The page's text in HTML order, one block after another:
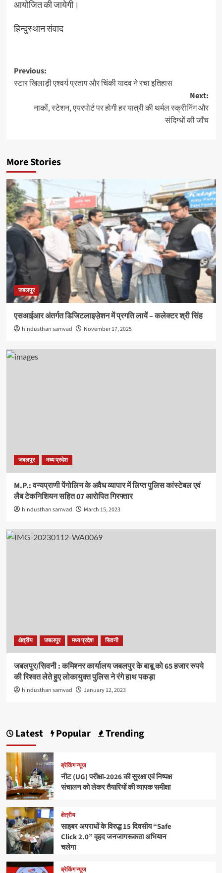
आयोजित की जायेगी।
हिन्दुस्थान संवाद
Post
navigation
Previous:
स्टार खिलाड़ी एश्वर्य प्रताप और चिंकी यादव ने रचा इतिहास
Next:
नाकों, स्टेशन, एयरपोर्ट पर होगी हर यात्री की थर्मल स्क्रीनिंग और
संदिग्धों की जाँच
More Stories
जबलपुर
एसआईआर अंतर्गत डिजिटलाइजे़शन में प्रगति लायें – कलेक्‍टर श्री सिंह
hindusthan samvad November 17, 2025
जबलपुर मध्य प्रदेश
M.P.: वन्यप्राणी पेंगोलिन के अवैध व्यापार में लिप्त पुलिस कांस्टेबल एवं
लैब टेकनिशियन सहित 07 आरोपित गिरफ्तार
hindusthan samvad March 15, 2023
क्षेत्रीय जबलपुर मध्य प्रदेश सिवनी
जबलपुर/सिवनी : कमिश्नर कार्यालय जबलपुर के बाबू को 65 हजार रुपये
की रिश्वत लेते हुए लोकायुक्त पुलिस ने रंगे हाथ पकड़ा
hindusthan samvad January 12, 2023
Latest Popular Trending
ब्रेकिंग न्यूज
नीट (UG) परीक्षा-2026 की सुरक्षा एवं निष्पक्ष
संचालन को लेकर तैयारियों की व्यापक समीक्षा
क्षेत्रीय
साइबर अपराधों के विरुद्ध 15 दिवसीय “Safe
Click 2.0” वृहद जनजागरूकता अभियान
चलेगा
ब्रेकिंग न्यूज